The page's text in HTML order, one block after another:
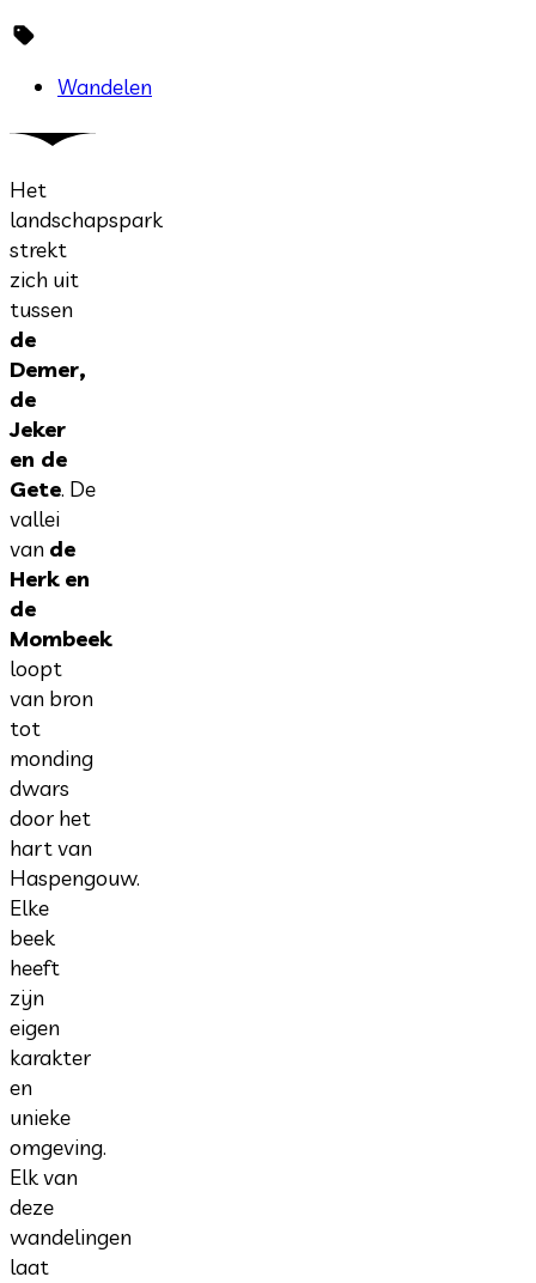
Wandelen
Het
landschapspark
strekt
zich uit
tussen
de
Demer,
de
Jeker
en de
Gete. De
vallei
van de
Herk en
de
Mombeek
loopt
van bron
tot
monding
dwars
door het
hart van
Haspengouw.
Elke
beek
heeft
zijn
eigen
karakter
en
unieke
omgeving.
Elk van
deze
wandelingen
laat